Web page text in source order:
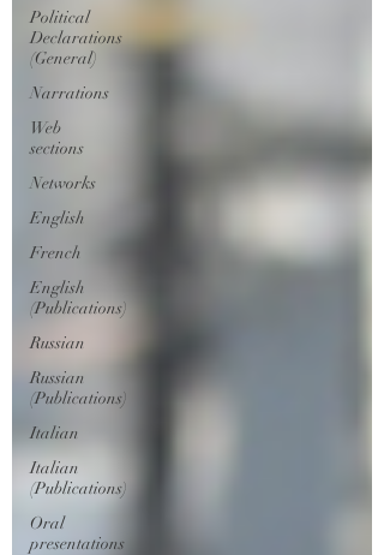
Political
Declarations
(General)
Narrations
Web
sections
Networks
English
French
English
(Publications)
Russian
Russian
(Publications)
Italian
Italian
(Publications)
Oral
presentations